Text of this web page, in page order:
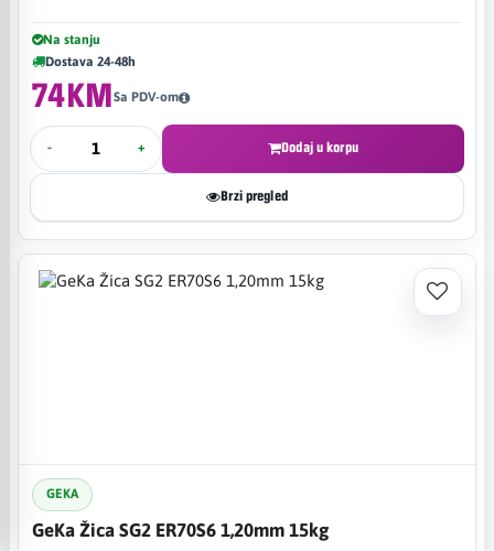
Na stanju
Dostava 24-48h
74KMSa PDV-om
- + Dodaj u korpu
Brzi pregled
GEKA
GeKa Žica SG2 ER70S6 1,20mm 15kg